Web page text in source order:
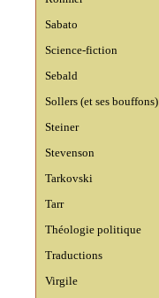
Sabato
Science-fiction
Sebald
Sollers (et ses bouffons)
Steiner
Stevenson
Tarkovski
Tarr
Théologie politique
Traductions
Virgile